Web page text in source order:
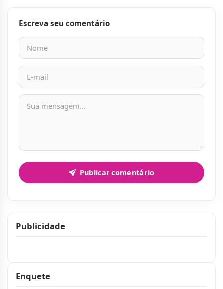
Escreva seu comentário
Nome
E-mail
Mensagem
Publicar comentário
Publicidade
Enquete